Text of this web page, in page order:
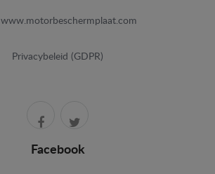
www.motorbeschermplaat.com
Privacybeleid (GDPR)
Facebook